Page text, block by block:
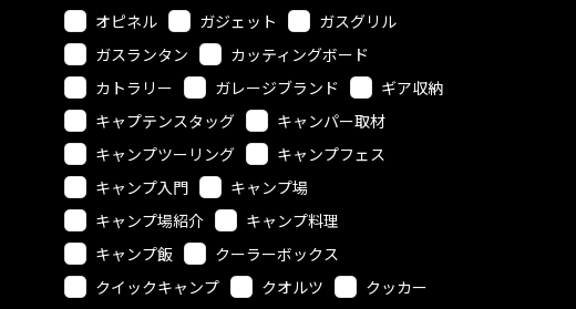
オピネル
ガジェット
ガスグリル
ガスランタン
カッティングボード
カトラリー
ガレージブランド
ギア収納
キャプテンスタッグ
キャンパー取材
キャンプツーリング
キャンプフェス
キャンプ入門
キャンプ場
キャンプ場紹介
キャンプ料理
キャンプ飯
クーラーボックス
クイックキャンプ
クオルツ
クッカー